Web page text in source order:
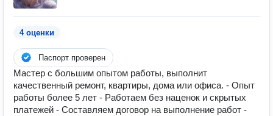
4 оценки
Паспорт проверен
Мастер с большим опытом работы, выполнит
качественный ремонт, квартиры, дома или офиса. - Опыт
работы более 5 лет - Работаем без наценок и скрытых
платежей - Составляем договор на выполнение работ -